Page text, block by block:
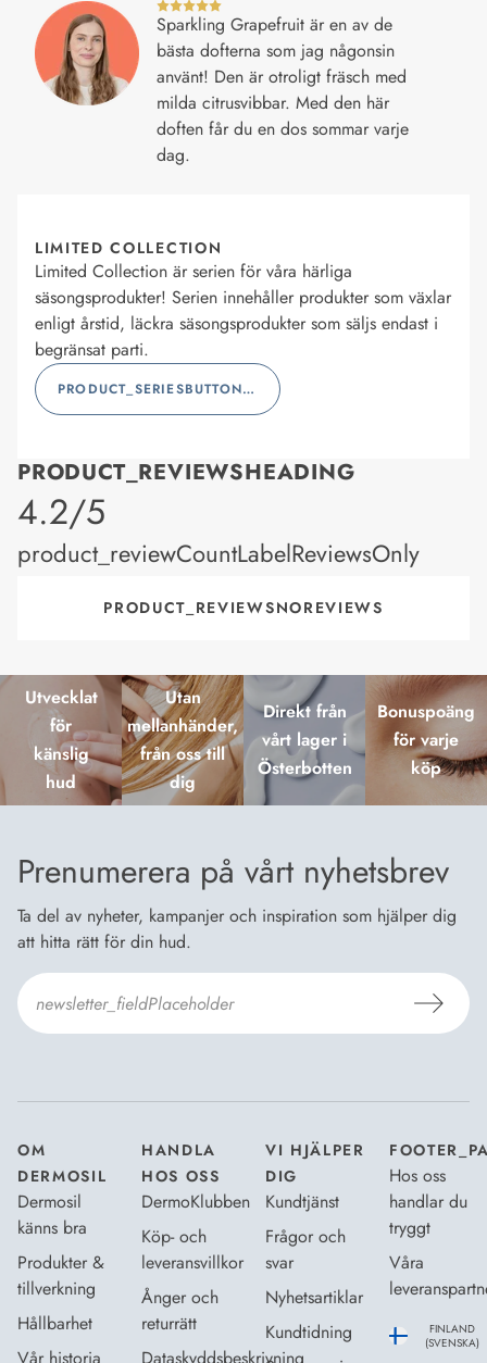
Sparkling Grapefruit är en av de
bästa dofterna som jag någonsin
använt! Den är otroligt fräsch med
milda citrusvibbar. Med den här
doften får du en dos sommar varje
dag.
LIMITED COLLECTION
Limited Collection är serien för våra härliga
säsongsprodukter! Serien innehåller produkter som växlar
enligt årstid, läckra säsongsprodukter som säljs endast i
begränsat parti.
PRODUCT_SERIESBUTTONLABEL
PRODUCT_REVIEWSHEADING
product_rating
4.2/5
product_reviewCountLabelReviewsOnly
PRODUCT_REVIEWSNOREVIEWS
Utvecklat
för
känslig
hud
Utan
mellanhänder,
från oss till
dig
Direkt från
vårt lager i
Österbotten
Bonuspoäng
för varje
köp
Prenumerera på vårt nyhetsbrev
Ta del av nyheter, kampanjer och inspiration som hjälper dig
att hitta rätt för din hud.
OM
DERMOSIL
Dermosil
känns bra
Produkter &
tillverkning
Hållbarhet
HANDLA
HOS OSS
DermoKlubben
Köp- och
leveransvillkor
Ånger och
returrätt
VI HJÄLPER
DIG
Kundtjänst
Frågor och
svar
Nyhetsartiklar
Kundtidning
Hos oss
handlar du
tryggt
Våra
FINLAND
(SVENSKA)